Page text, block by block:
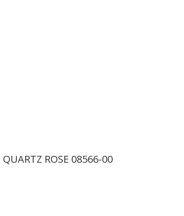
ROSE 08566-00